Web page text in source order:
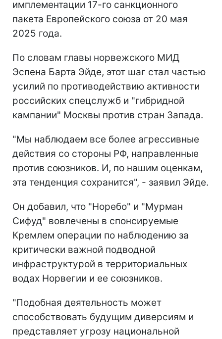
имплементации 17-го санкционного
пакета Европейского союза от 20 мая
2025 года.
По словам главы норвежского МИД
Эспена Барта Эйде, этот шаг стал частью
усилий по противодействию активности
российских спецслужб и "гибридной
кампании" Москвы против стран Запада.
"Мы наблюдаем все более агрессивные
действия со стороны РФ, направленные
против союзников. И, по нашим оценкам,
эта тенденция сохранится", - заявил Эйде.
Он добавил, что "Норебо" и "Мурман
Сифуд" вовлечены в спонсируемые
Кремлем операции по наблюдению за
критически важной подводной
инфраструктурой в территориальных
водах Норвегии и ее союзников.
"Подобная деятельность может
способствовать будущим диверсиям и
представляет угрозу национальной